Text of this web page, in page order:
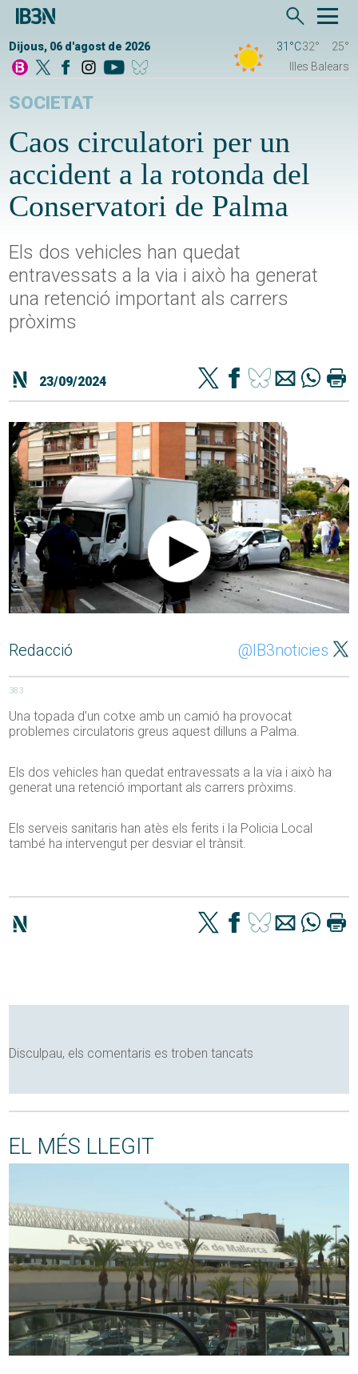
Dijous, 06 d'agost de 2026 31°C32°
25°
Illes Balears
SOCIETAT
Caos circulatori per un
accident a la rotonda del
Conservatori de Palma
Els dos vehicles han quedat
entravessats a la via i això ha generat
una retenció important als carrers
pròxims
23/09/2024
Redacció @IB3noticies
383
Una topada d’un cotxe amb un camió ha provocat
problemes circulatoris greus aquest dilluns a Palma.
Els dos vehicles han quedat entravessats a la via i això ha
generat una retenció important als carrers pròxims.
Els serveis sanitaris han atès els ferits i la Policia Local
també ha intervengut per desviar el trànsit.
Disculpau, els comentaris es troben tancats
EL MÉS LLEGIT